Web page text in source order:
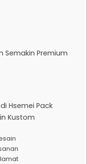
Semakin Premium
Hsemei Pack
Kustom